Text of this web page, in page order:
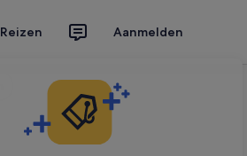
Reizen Aanmelden